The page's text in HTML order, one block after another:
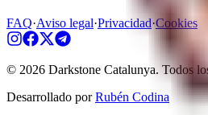
FAQ·Aviso legal·Privacidad·Cookies
© 2026 Darkstone Catalunya. Todos
Desarrollado por Rubén Codina